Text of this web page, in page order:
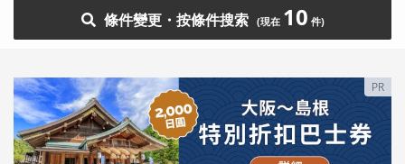
條件變更・按條件搜索 10
PR